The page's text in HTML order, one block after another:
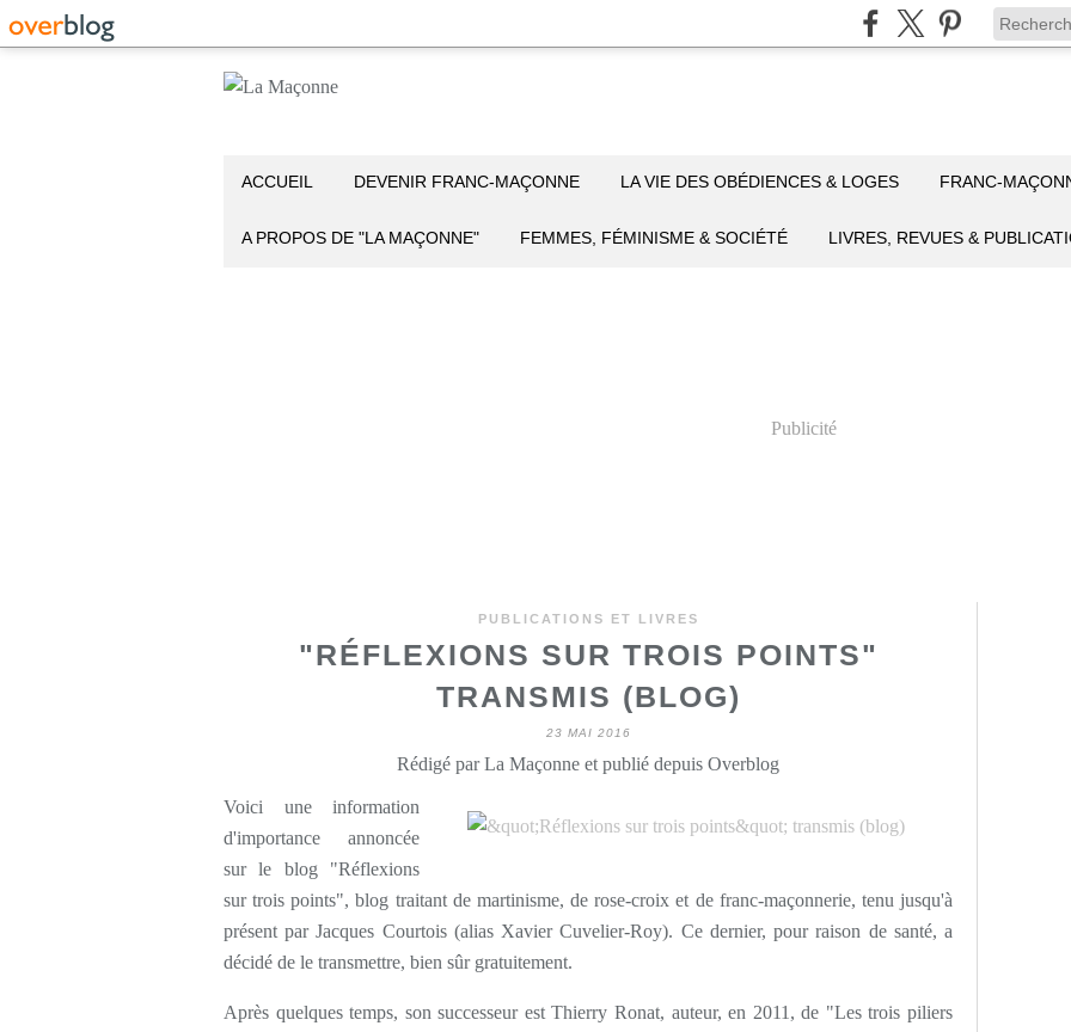
ACCUEIL DEVENIR FRANC-MAÇONNE LA VIE DES OBÉDIENCES & LOGES FRANC-
A PROPOS DE "LA MAÇONNE" FEMMES, FÉMINISME & SOCIÉTÉ LIVRES, REVUES &
Publicité
PUBLICATIONS ET LIVRES
"RÉFLEXIONS SUR TROIS POINTS"
TRANSMIS (BLOG)
23 MAI 2016
Rédigé par La Maçonne et publié depuis Overblog
Voici une information
d'importance annoncée
sur le blog "Réflexions
sur trois points", blog traitant de martinisme, de rose-croix et de franc-maçonnerie, tenu jusqu'à
présent par Jacques Courtois (alias Xavier Cuvelier-Roy). Ce dernier, pour raison de santé, a
décidé de le transmettre, bien sûr gratuitement.
Après quelques temps, son successeur est Thierry Ronat, auteur, en 2011, de "Les trois piliers